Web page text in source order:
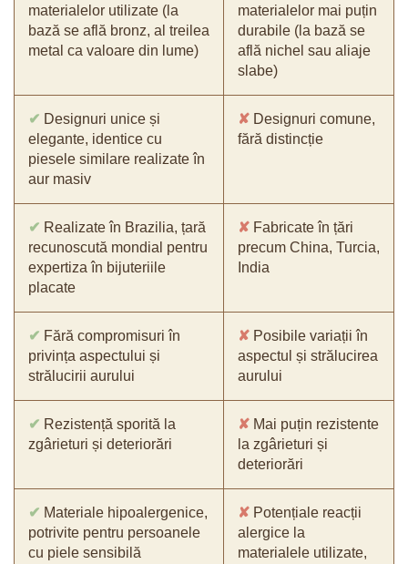
materialelor utilizate (la
bază se află bronz, al treilea
metal ca valoare din lume)
materialelor mai puțin
durabile (la bază se
află nichel sau aliaje
slabe)
✔ Designuri unice și
elegante, identice cu
piesele similare realizate în
aur masiv
✘ Designuri comune,
fără distincție
✔ Realizate în Brazilia, țară
recunoscută mondial pentru
expertiza în bijuteriile
placate
✘ Fabricate în țări
precum China, Turcia,
India
✔ Fără compromisuri în
privința aspectului și
strălucirii aurului
✘ Posibile variații în
aspectul și strălucirea
aurului
✔ Rezistență sporită la
zgârieturi și deteriorări
✘ Mai puțin rezistente
la zgârieturi și
deteriorări
✔ Materiale hipoalergenice,
potrivite pentru persoanele
cu piele sensibilă
✘ Potențiale reacții
alergice la
materialele utilizate,